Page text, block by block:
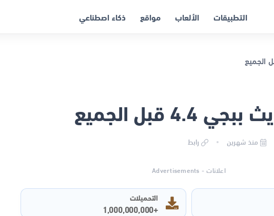
التطبيقات الألعاب مواقع ذكاء اصطناعي
قبل الجميع
منذ شهرين رابط
اعلانات - Advertisements
التحميلات
+1,000,000,000